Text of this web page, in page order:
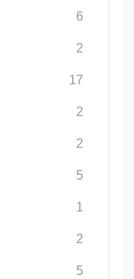
6
2
17
2
2
5
1
2
5